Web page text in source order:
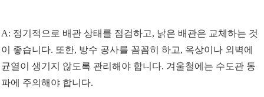
A: 정기적으로 배관 상태를 점검하고, 낡은 배관은 교체하는 것
이 좋습니다. 또한, 방수 공사를 꼼꼼히 하고, 옥상이나 외벽에
균열이 생기지 않도록 관리해야 합니다. 겨울철에는 수도관 동
파에 주의해야 합니다.